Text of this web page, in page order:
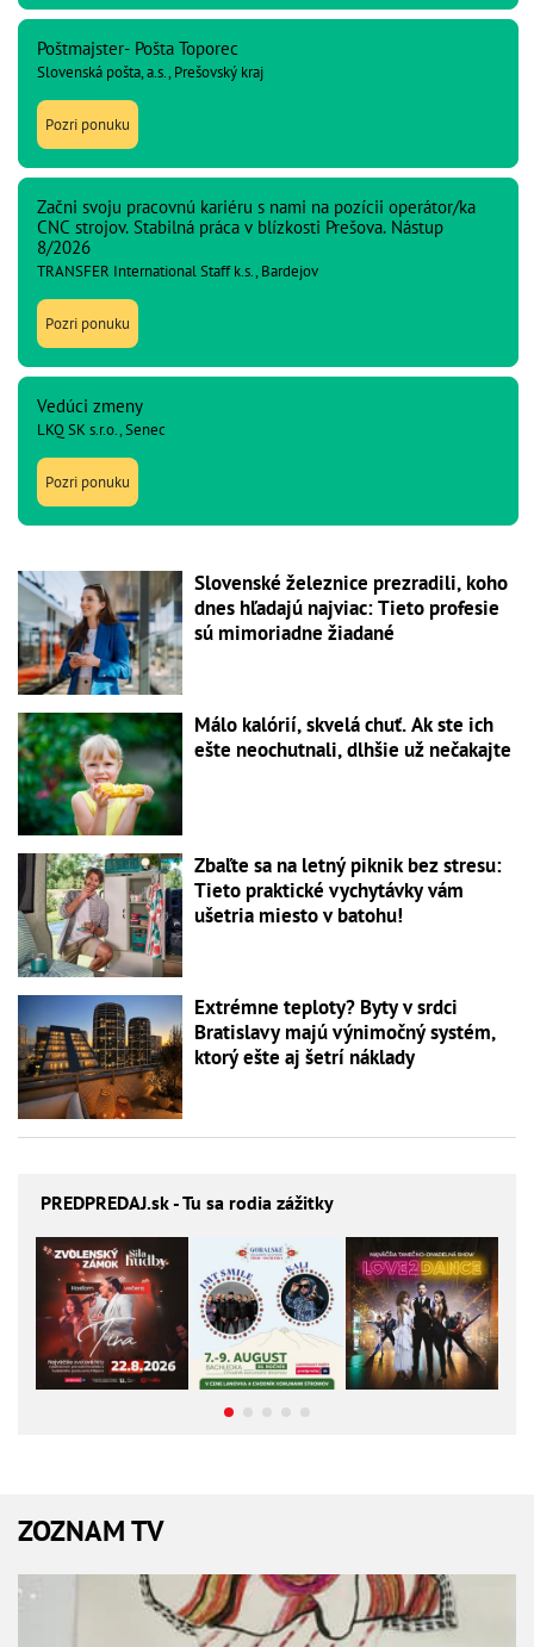
Poštmajster- Pošta Toporec
Slovenská pošta, a.s., Prešovský kraj
Pozri ponuku
Začni svoju pracovnú kariéru s nami na pozícii operátor/ka
CNC strojov. Stabilná práca v blízkosti Prešova. Nástup
8/2026
TRANSFER International Staff k.s., Bardejov
Pozri ponuku
Vedúci zmeny
LKQ SK s.r.o., Senec
Pozri ponuku
Slovenské železnice prezradili, koho
dnes hľadajú najviac: Tieto profesie
sú mimoriadne žiadané
Málo kalórií, skvelá chuť. Ak ste ich
ešte neochutnali, dlhšie už nečakajte
Zbaľte sa na letný piknik bez stresu:
Tieto praktické vychytávky vám
ušetria miesto v batohu!
Extrémne teploty? Byty v srdci
Bratislavy majú výnimočný systém,
ktorý ešte aj šetrí náklady
PREDPREDAJ.sk - Tu sa rodia zážitky
ZOZNAM TV